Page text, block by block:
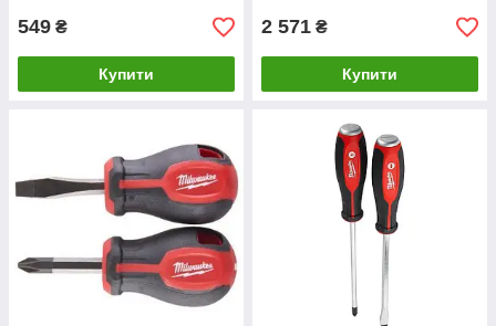
549 ₴
Купити
2 571 ₴
Купити